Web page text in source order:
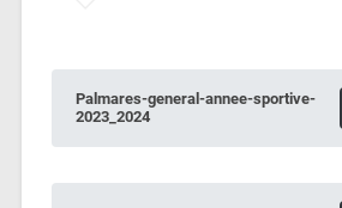
Palmares-general-annee-sportive-
2023_2024